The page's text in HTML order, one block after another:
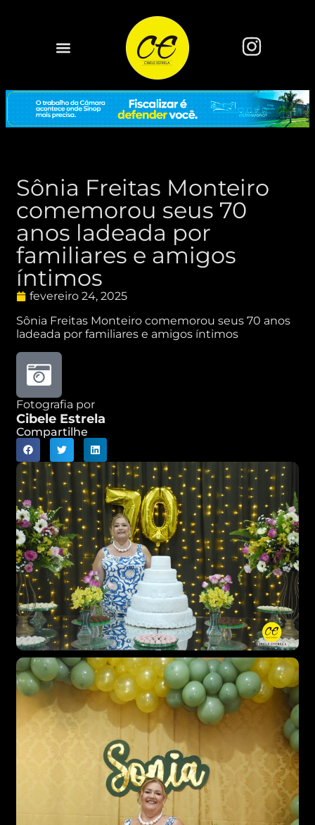
Sônia Freitas Monteiro
comemorou seus 70
anos ladeada por
familiares e amigos
íntimos
fevereiro 24, 2025
Sônia Freitas Monteiro comemorou seus 70 anos
ladeada por familiares e amigos íntimos
Fotografia por
Cibele Estrela
Compartilhe